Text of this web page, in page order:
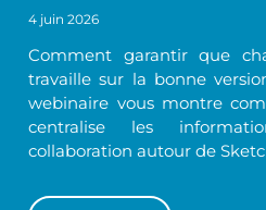
4 juin 2026
Comment garantir que
travaille sur la bonne
webinaire vous montre
centralise les
collaboration autour de